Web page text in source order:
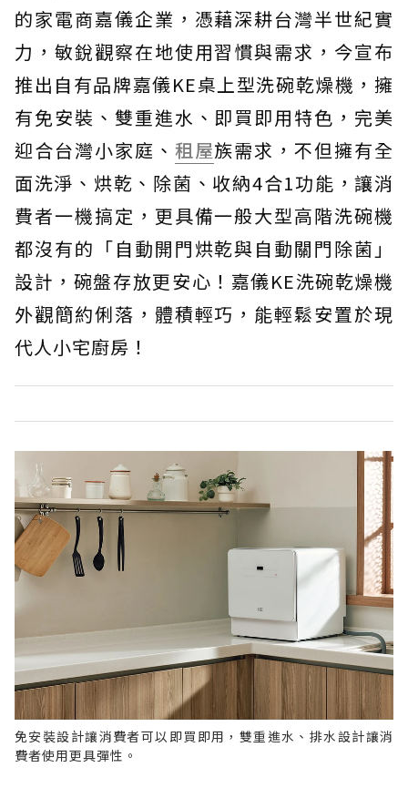
的家電商嘉儀企業，憑藉深耕台灣半世紀實
力，敏銳觀察在地使用習慣與需求，今宣布
推出自有品牌嘉儀KE桌上型洗碗乾燥機，擁
有免安裝、雙重進水、即買即用特色，完美
迎合台灣小家庭、 租屋族需求，不但擁有全
面洗淨、烘乾、除菌、收納4合1功能，讓消
費者一機搞定，更具備一般大型高階洗碗機
都沒有的「自動開門烘乾與自動關門除菌」
設計，碗盤存放更安心！嘉儀KE洗碗乾燥機
外觀簡約俐落，體積輕巧，能輕鬆安置於現
代人小宅廚房！
免安裝設計讓消費者可以即買即用，雙重進水、排水設計讓消
費者使用更具彈性。